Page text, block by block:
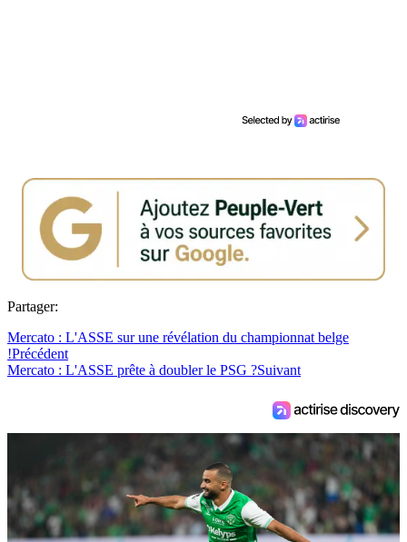
Partager:
Mercato : L'ASSE sur une révélation du championnat belge
!Précédent
Mercato : L'ASSE prête à doubler le PSG ?Suivant